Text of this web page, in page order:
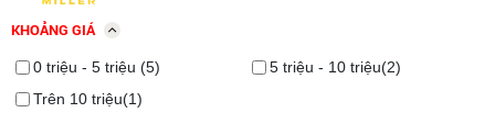
KHOẢNG GIÁ
0 triệu - 5 triệu (5)
5 triệu - 10 triệu(2)
Trên 10 triệu(1)